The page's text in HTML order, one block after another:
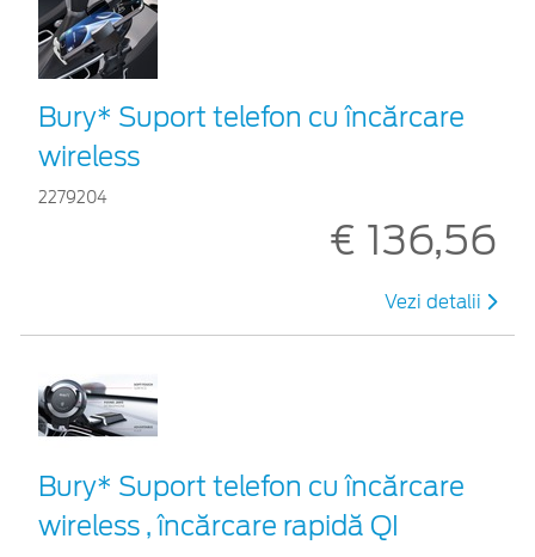
Bury* Suport telefon cu încărcare
wireless
2279204
€ 136,56
Vezi detalii
Bury* Suport telefon cu încărcare
wireless , încărcare rapidă QI